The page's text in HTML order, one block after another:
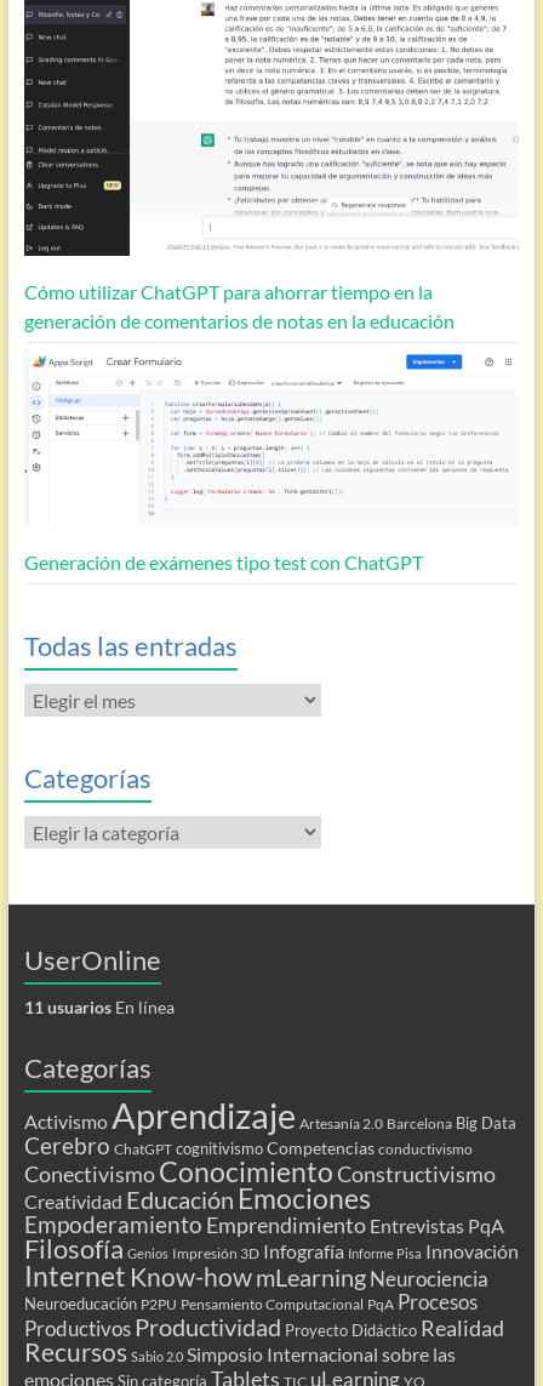
Cómo utilizar ChatGPT para ahorrar tiempo en la
generación de comentarios de notas en la educación
Generación de exámenes tipo test con ChatGPT
Todas las entradas
Todas
las
Categorías
Categorías
UserOnline
11 usuariosEn línea
Categorías
Activismo Aprendizaje Artesanía 2.0 Barcelona Big Data
Cerebro ChatGPT cognitivismo Competencias conductivismo
ConectivismoConocimientoConstructivismo
Creatividad Educación Emociones
Empoderamiento Emprendimiento Entrevistas PqA
Filosofía Genios Impresión 3D Infografía Informe Pisa Innovación
Internet Know-howmLearning Neurociencia
Neuroeducación P2PU Pensamiento Computacional PqA Procesos
Productivos Productividad Proyecto Didáctico Realidad
Recursos Sabio 2.0 Simposio Internacional sobre las
emociones Sin categoría Tablets TIC uLearning YO